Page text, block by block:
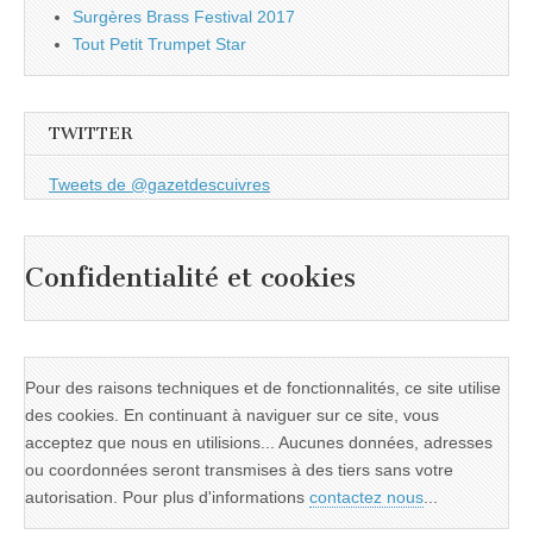
Surgères Brass Festival 2017
Tout Petit Trumpet Star
TWITTER
Tweets de @gazetdescuivres
Confidentialité et cookies
Pour des raisons techniques et de fonctionnalités, ce site utilise
des cookies. En continuant à naviguer sur ce site, vous
acceptez que nous en utilisions... Aucunes données, adresses
ou coordonnées seront transmises à des tiers sans votre
autorisation. Pour plus d'informations contactez nous